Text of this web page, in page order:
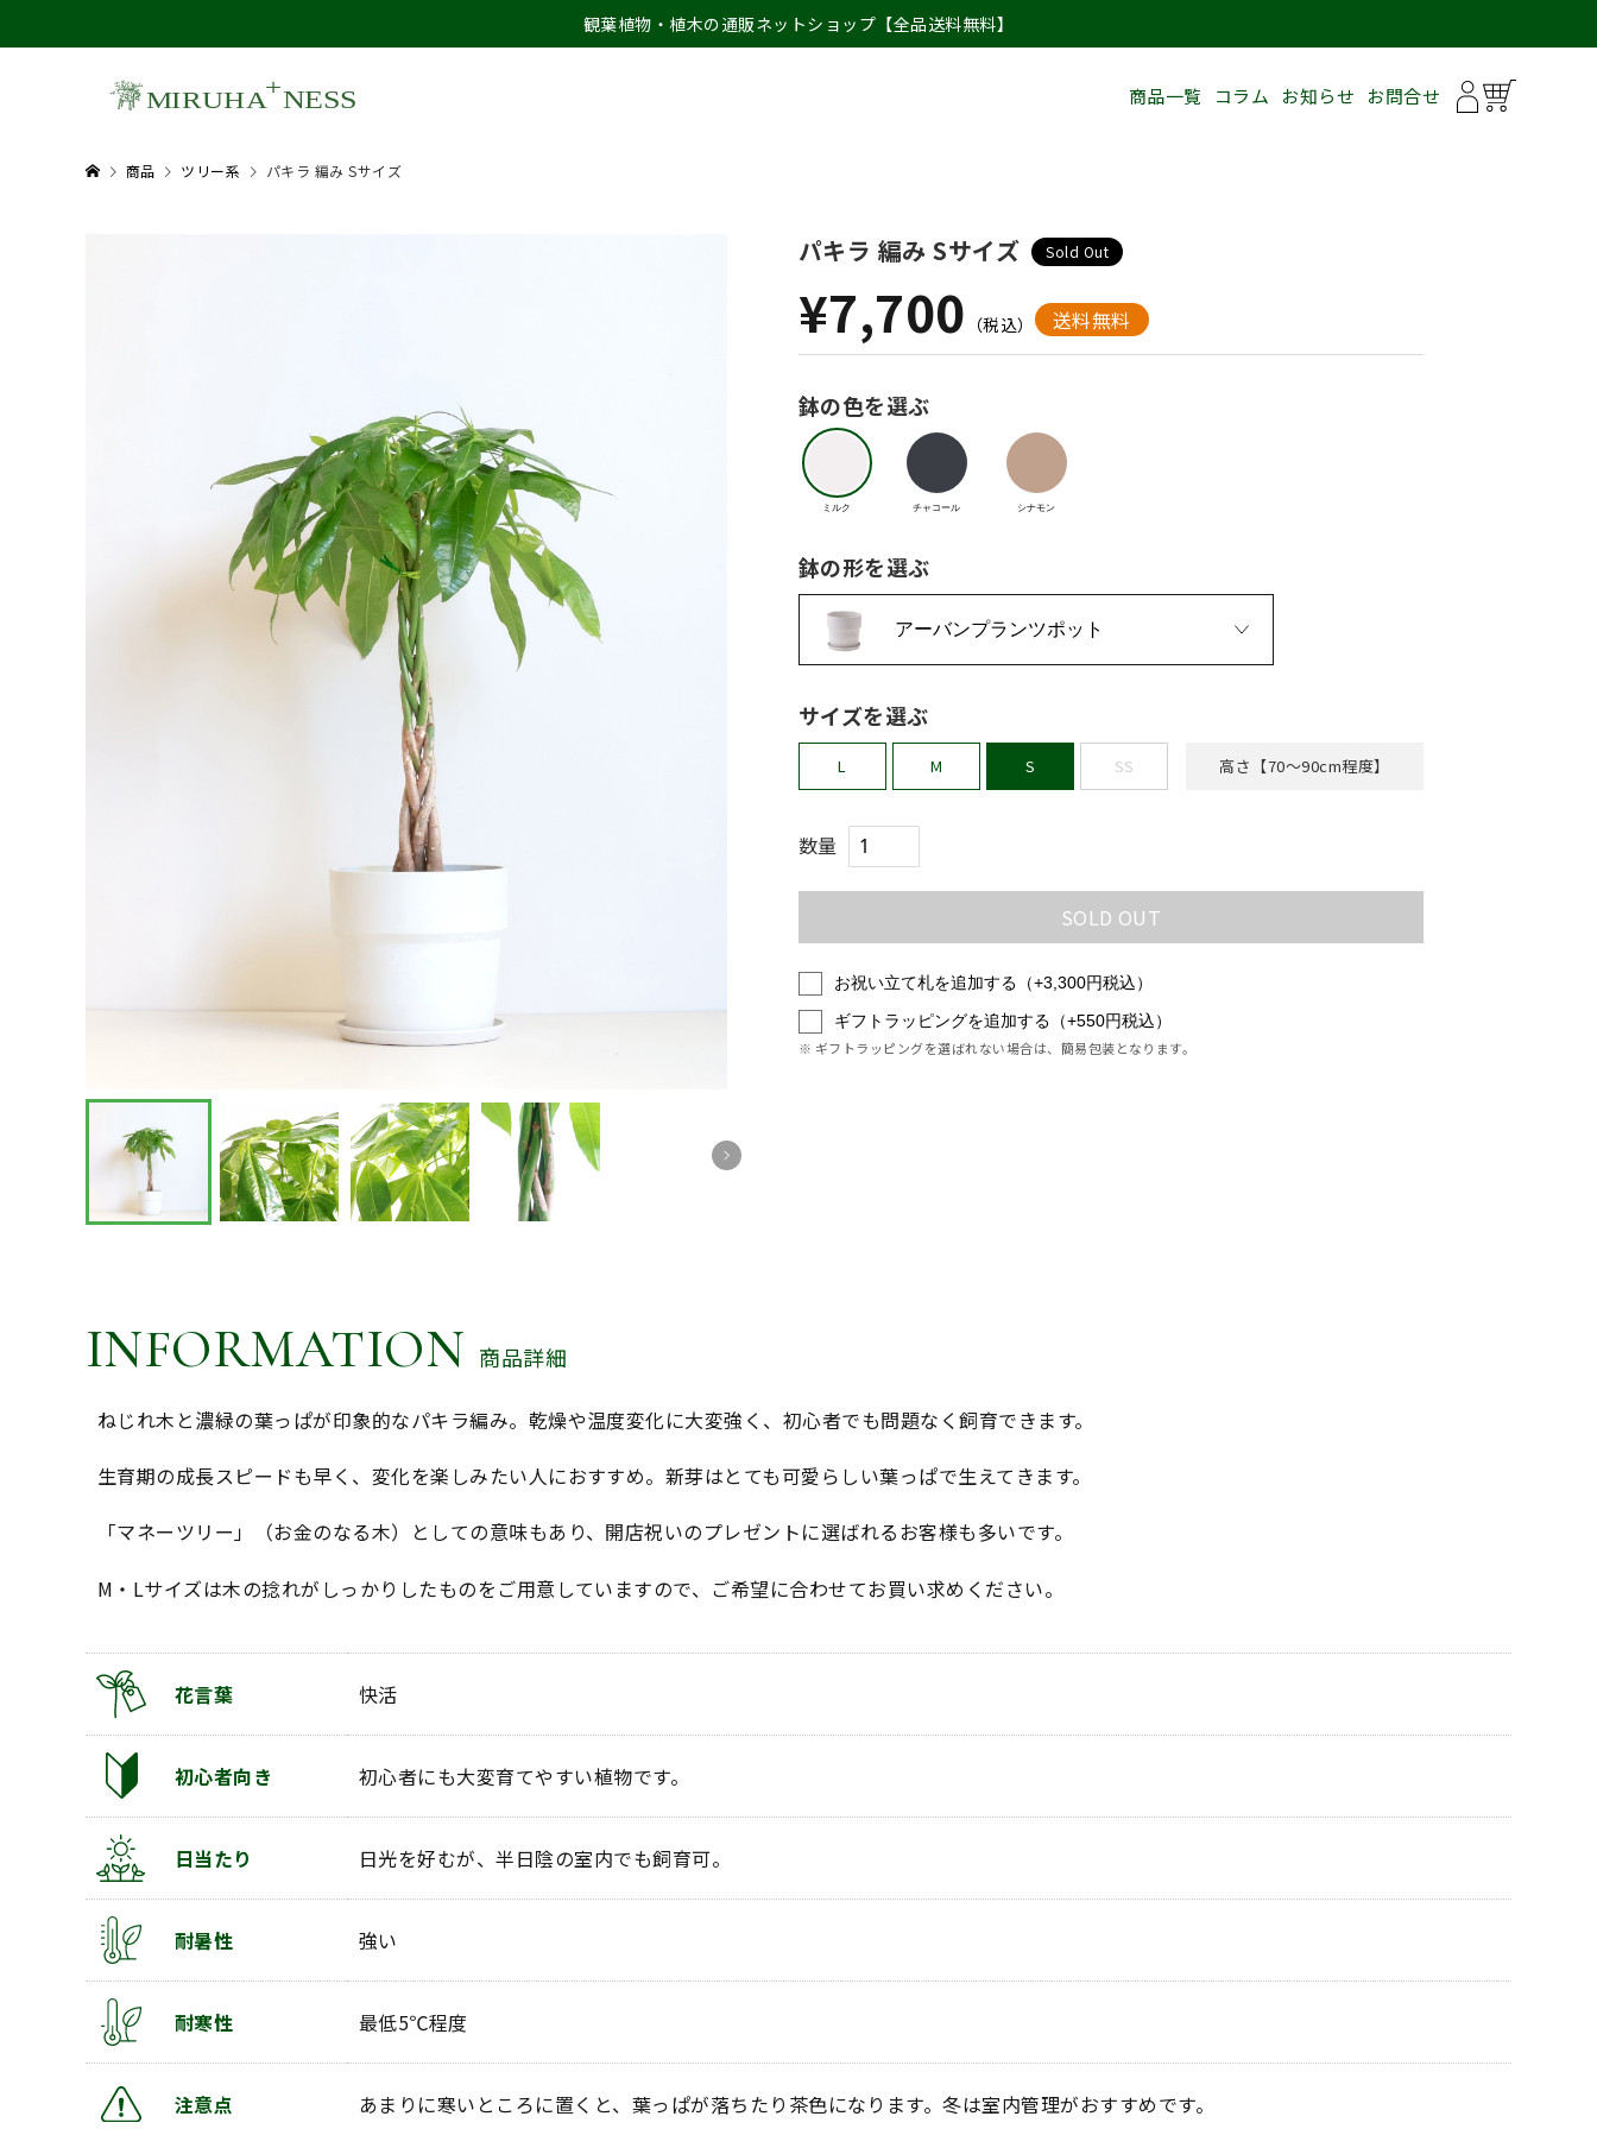
観葉植物・植木の通販ネットショップ【全品送料無料】
商品一覧 コラム お知らせ お問合せ
商品 ツリー系 パキラ 編み Sサイズ
パキラ 編み Sサイズ Sold Out
¥7,700 （税込） 送料無料
鉢の色を選ぶ
ミルク チャコール シナモン
鉢の形を選ぶ
アーバンプランツポット
サイズを選ぶ
L M S SS 高さ【70〜90cm程度】
数量
SOLD OUT
お祝い立て札を追加する（+3,300円税込）
ギフトラッピングを追加する（+550円税込）
※ ギフトラッピングを選ばれない場合は、簡易包装となります。
INFORMATION 商品詳細
ねじれ木と濃緑の葉っぱが印象的なパキラ編み。乾燥や温度変化に大変強く、初心者でも問題なく飼育できます。
生育期の成長スピードも早く、変化を楽しみたい人におすすめ。新芽はとても可愛らしい葉っぱで生えてきます。
「マネーツリー」（お金のなる木）としての意味もあり、開店祝いのプレゼントに選ばれるお客様も多いです。
M・Lサイズは木の捻れがしっかりしたものをご用意していますので、ご希望に合わせてお買い求めください。
花言葉 快活
初心者向き 初心者にも大変育てやすい植物です。
日当たり 日光を好むが、半日陰の室内でも飼育可。
耐暑性 強い
耐寒性 最低5℃程度
注意点 あまりに寒いところに置くと、葉っぱが落ちたり茶色になります。冬は室内管理がおすすめです。